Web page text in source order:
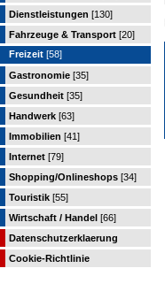
Dienstleistungen [130]
Fahrzeuge & Transport [20]
Freizeit [58]
Gastronomie [35]
Gesundheit [35]
Handwerk [63]
Immobilien [41]
Internet [79]
Shopping/Onlineshops [34]
Touristik [55]
Wirtschaft / Handel [66]
Datenschutzerklaerung
Cookie-Richtlinie